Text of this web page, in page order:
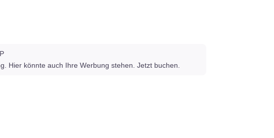
Hier könnte auch Ihre Werbung stehen. Jetzt buchen.